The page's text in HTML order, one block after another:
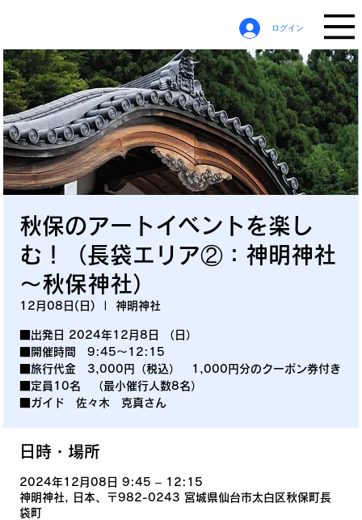
ログイン
秋保のアートイベントを楽し
む！（長袋エリア②：神明神社
～秋保神社）
12月08日(日)
  |
神明神社
■出発日 2024年12月8日 （日）
■開催時間 9:45～12:15
■旅行代金 3,000円（税込） 1,000円分のクーポン券付き
■定員10名 （最小催行人数8名）
■ガイド 佐々木 克真さん
日時・場所
2024年12月08日 9:45 – 12:15
神明神社, 日本、〒982-0243 宮城県仙台市太白区秋保町長
袋町